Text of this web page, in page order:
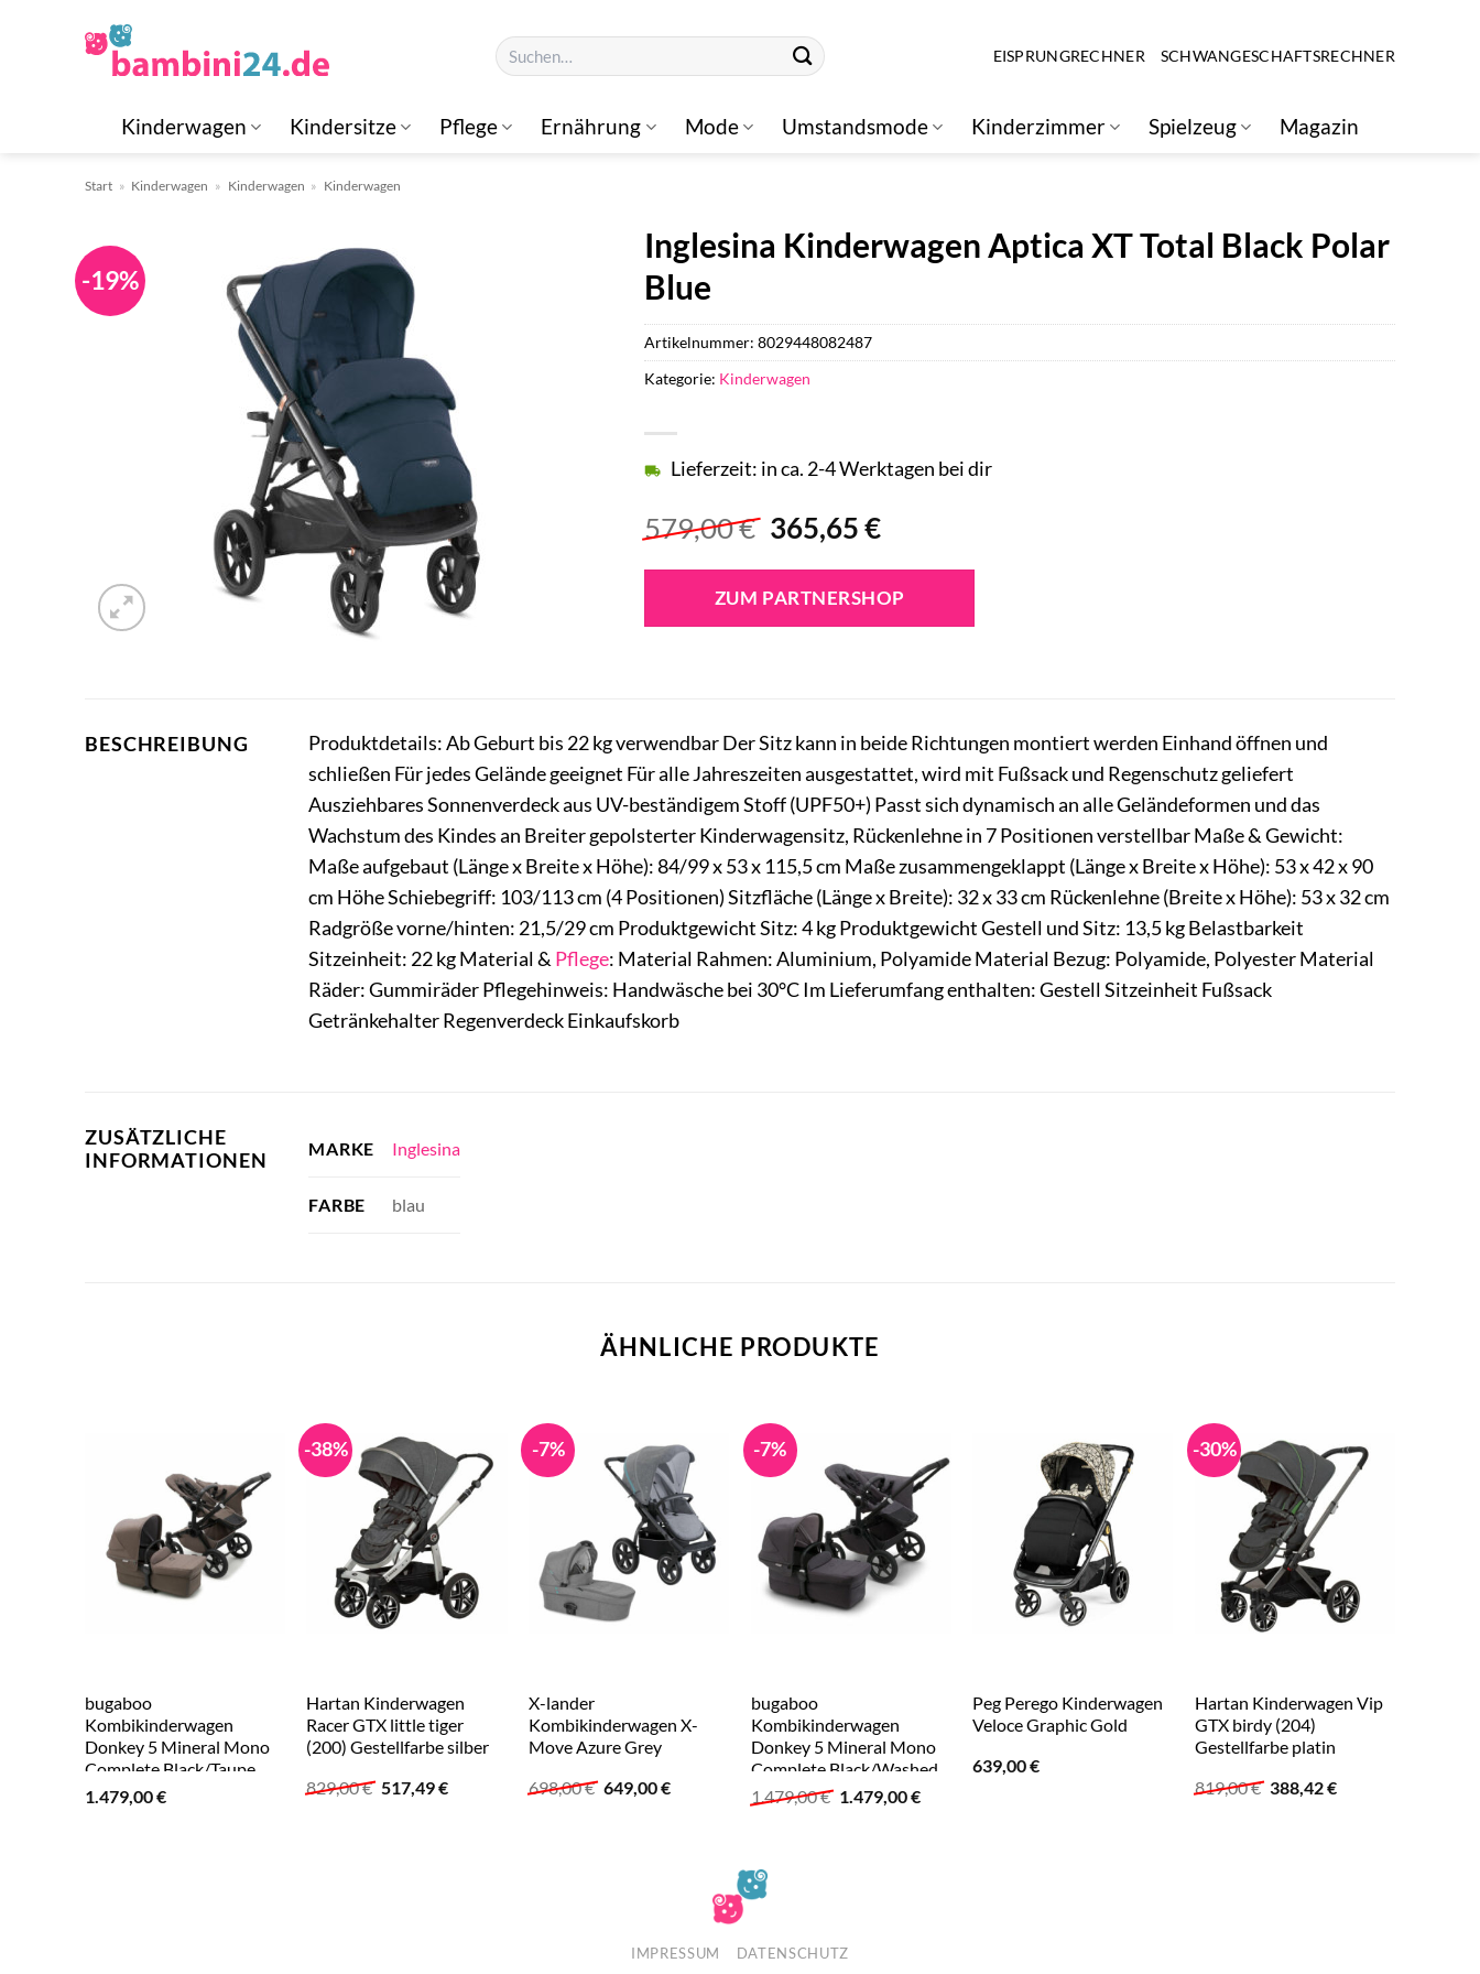
Suchen
nach:
EISPRUNGRECHNER SCHWANGESCHAFTSRECHNER
Kinderwagen Kindersitze Pflege Ernährung Mode Umstandsmode Kinderzimmer Spielzeug Magazin
Start » Kinderwagen » Kinderwagen » Kinderwagen
-19%
Inglesina Kinderwagen Aptica XT Total Black Polar
Blue
579,00€ Ursprünglicher
Preis
war:
579,00 €
365,65€Aktueller
ist:
365,65 €.
Lieferzeit: in ca. 2-4 Werktagen bei dir
ZUM PARTNERSHOP
Artikelnummer:8029448082487
Kategorie: Kinderwagen
BESCHREIBUNG
Produktdetails: Ab Geburt bis 22 kg verwendbar Der Sitz kann in beide Richtungen montiert werden Einhand öffnen und
schließen Für jedes Gelände geeignet Für alle Jahreszeiten ausgestattet, wird mit Fußsack und Regenschutz geliefert
Ausziehbares Sonnenverdeck aus UV-beständigem Stoff (UPF50+) Passt sich dynamisch an alle Geländeformen und das
Wachstum des Kindes an Breiter gepolsterter Kinderwagensitz, Rückenlehne in 7 Positionen verstellbar Maße & Gewicht:
Maße aufgebaut (Länge x Breite x Höhe): 84/99 x 53 x 115,5 cm Maße zusammengeklappt (Länge x Breite x Höhe): 53 x 42 x 90
cm Höhe Schiebegriff: 103/113 cm (4 Positionen) Sitzfläche (Länge x Breite): 32 x 33 cm Rückenlehne (Breite x Höhe): 53 x 32 cm
Radgröße vorne/hinten: 21,5/29 cm Produktgewicht Sitz: 4 kg Produktgewicht Gestell und Sitz: 13,5 kg Belastbarkeit
Sitzeinheit: 22 kg Material &Pflege: Material Rahmen: Aluminium, Polyamide Material Bezug: Polyamide, Polyester Material
Räder: Gummiräder Pflegehinweis: Handwäsche bei 30°C Im Lieferumfang enthalten: Gestell Sitzeinheit Fußsack
Getränkehalter Regenverdeck Einkaufskorb
ZUSÄTZLICHE
INFORMATIONEN
MARKE Inglesina
FARBE blau
ÄHNLICHE PRODUKTE
bugaboo
Kombikinderwagen
Donkey 5 Mineral Mono
Complete Black/Taupe
1.479,00€
-38%
Hartan Kinderwagen
Racer GTX little tiger
(200) Gestellfarbe silber
829,00€ Ursprünglicher
Preis
517,49€Aktueller
-7%
X-lander
Kombikinderwagen X-
Move Azure Grey
698,00€ Ursprünglicher
Preis
649,00€Aktueller
-7%
bugaboo
Kombikinderwagen
Donkey 5 Mineral Mono
Complete Black/Washed
Black
1.479,00€ Ursprünglicher
1.479,00€Aktueller
Peg Perego Kinderwagen
Veloce Graphic Gold
639,00€
-30%
Hartan Kinderwagen Vip
GTX birdy (204)
Gestellfarbe platin
819,00€ Ursprünglicher
Preis
388,42€Aktueller
IMPRESSUM DATENSCHUTZ